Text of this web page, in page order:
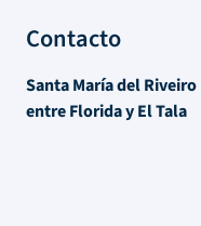
Contacto
Santa María del Riveiro
entre Florida y El Tala